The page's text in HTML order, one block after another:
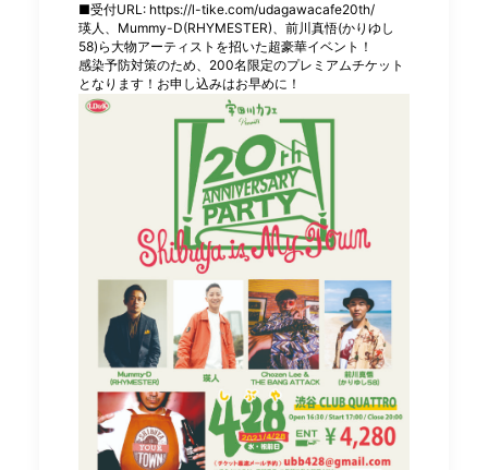
■受付URL: https://l-tike.com/udagawacafe20th/
瑛人、Mummy-D(RHYMESTER)、前川真悟(かりゆし
58)ら大物アーティストを招いた超豪華イベント！
感染予防対策のため、200名限定のプレミアムチケット
となります！お申し込みはお早めに！